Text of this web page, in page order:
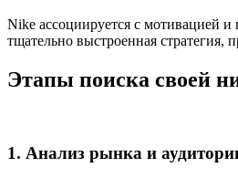
Nike ассоциируется с мотивацией
тщательно выстроенная
Этапы поиска своей
1. Анализ рынка и